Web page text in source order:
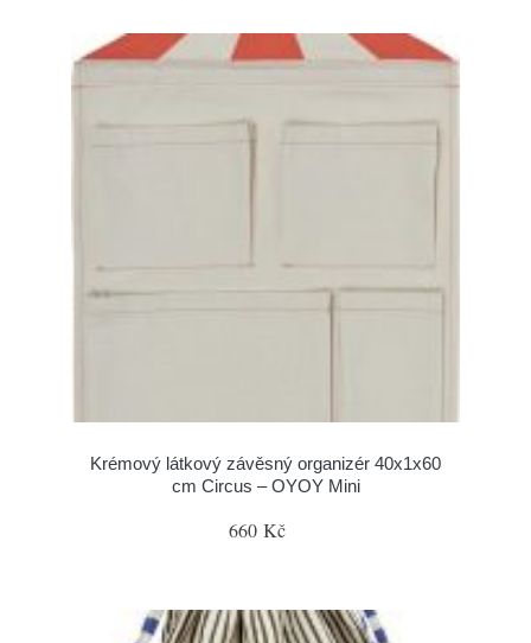
Krémový látkový závěsný organizér 40x1x60
cm Circus – OYOY Mini
660 Kč